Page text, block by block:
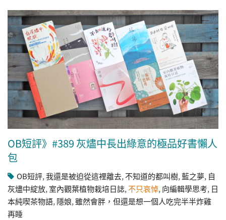
OB短評》#389 灰燼中長出綠意的極品好書懶人
包
OB短評,我還是被迫從這裡離去,不知道的都叫樹,藍之夢, 自
灰燼中綻放,室內觀葉植物栽培日誌,不只哀悼,向編輯學思考, 日
本純喫茶物語,隱娘,雖然會胖，但還是想一個人吃完半半炸雞
再睡